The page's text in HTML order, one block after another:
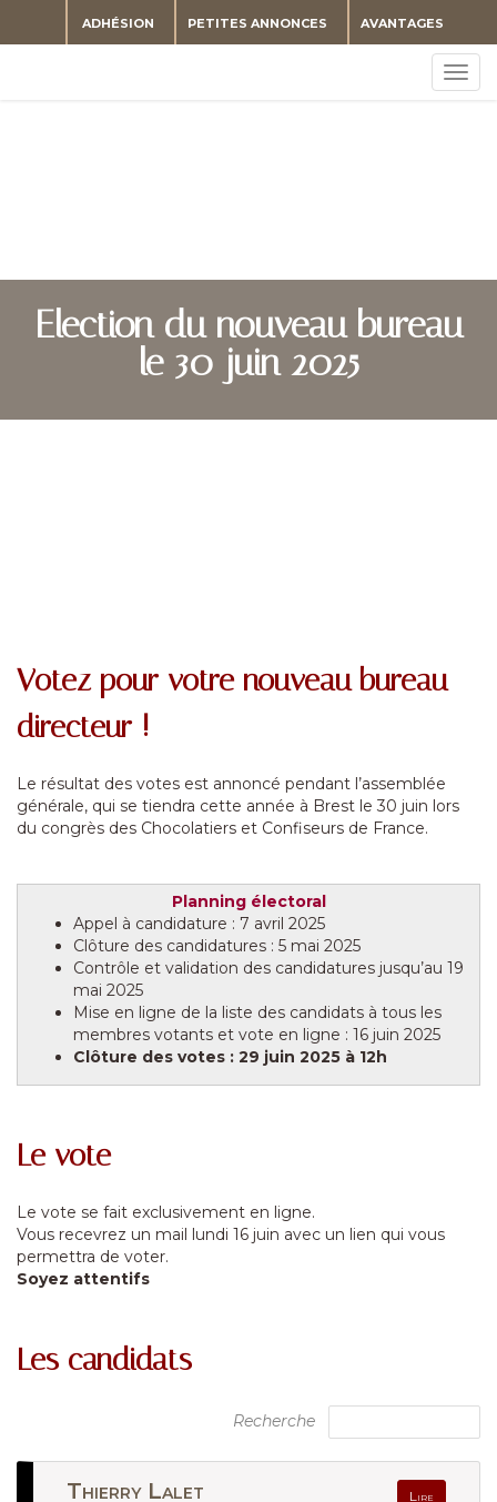
AVANTAGES
PETITES ANNONCES
ADHÉSION
Election du nouveau bureau
le 30 juin 2025
Votez pour votre nouveau bureau
directeur !
Le résultat des votes est annoncé pendant l’assemblée
générale, qui se tiendra cette année à Brest le 30 juin lors
du congrès des Chocolatiers et Confiseurs de France.
Planning électoral
Appel à candidature : 7 avril 2025
Clôture des candidatures : 5 mai 2025
Contrôle et validation des candidatures jusqu’au 19
mai 2025
Mise en ligne de la liste des candidats à tous les
membres votants et vote en ligne : 16 juin 2025
Clôture des votes : 29 juin 2025 à 12h
Le vote
Le vote se fait exclusivement en ligne.
Vous recevrez un mail lundi 16 juin avec un lien qui vous
permettra de voter.
Soyez attentifs
Les candidats
Recherche
Thierry Lalet Lire